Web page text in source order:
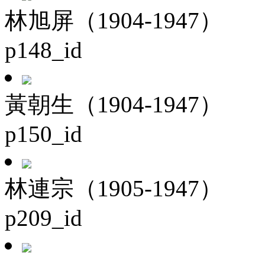
林旭屏（1904-1947）
p148_id
黃朝生（1904-1947）
p150_id
林連宗（1905-1947）
p209_id